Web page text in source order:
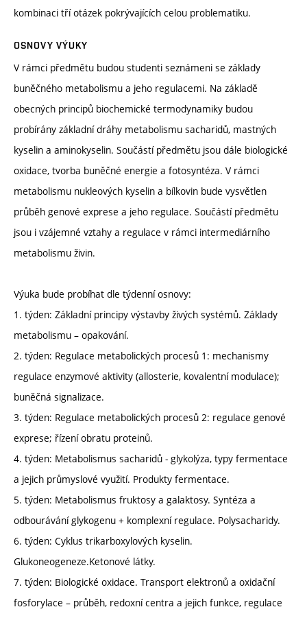
kombinaci tří otázek pokrývajících celou problematiku.
OSNOVY VÝUKY
V rámci předmětu budou studenti seznámeni se základy
buněčného metabolismu a jeho regulacemi. Na základě
obecných principů biochemické termodynamiky budou
probírány základní dráhy metabolismu sacharidů, mastných
kyselin a aminokyselin. Součástí předmětu jsou dále biologické
oxidace, tvorba buněčné energie a fotosyntéza. V rámci
metabolismu nukleových kyselin a bílkovin bude vysvětlen
průběh genové exprese a jeho regulace. Součástí předmětu
jsou i vzájemné vztahy a regulace v rámci intermediárního
metabolismu živin.
Výuka bude probíhat dle týdenní osnovy:
1. týden: Základní principy výstavby živých systémů. Základy
metabolismu – opakování.
2. týden: Regulace metabolických procesů 1: mechanismy
regulace enzymové aktivity (allosterie, kovalentní modulace);
buněčná signalizace.
3. týden: Regulace metabolických procesů 2: regulace genové
exprese; řízení obratu proteinů.
4. týden: Metabolismus sacharidů - glykolýza, typy fermentace
a jejich průmyslové využití. Produkty fermentace.
5. týden: Metabolismus fruktosy a galaktosy. Syntéza a
odbourávání glykogenu + komplexní regulace. Polysacharidy.
6. týden: Cyklus trikarboxylových kyselin.
Glukoneogeneze.Ketonové látky.
7. týden: Biologické oxidace. Transport elektronů a oxidační
fosforylace – průběh, redoxní centra a jejich funkce, regulace